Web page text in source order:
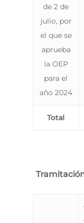
de 2 de
julio, por
el que se
aprueba
la OEP
para el
año 2024
Total